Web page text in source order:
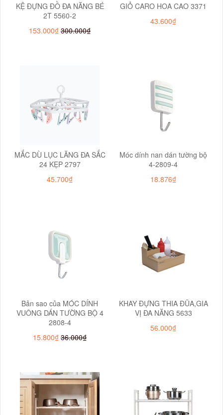
KỆ ĐỰNG ĐỒ ĐA NĂNG BÉ
2T 5560-2
153.000₫ 300.000₫
GIỎ CARO HOA CAO 3371
43.600₫
MẮC DÙ LỤC LĂNG ĐA SẮC
24 KẸP 2797
45.700₫
Móc dính nan dán tường bộ
4-2809-4
18.876₫
Bản sao của MÓC DÍNH
VUÔNG DÁN TƯỜNG BỘ 4
2808-4
15.800₫ 36.000₫
KHAY ĐỰNG THIA ĐŨA,GIA
VỊ ĐA NĂNG 5633
56.000₫